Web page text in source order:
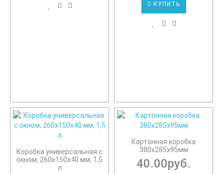
КУПИТЬ
Коробка универсальная с
окном, 260х150х40 мм, 1,5
л
Картонная коробка
380х285х95мм
40.00руб.